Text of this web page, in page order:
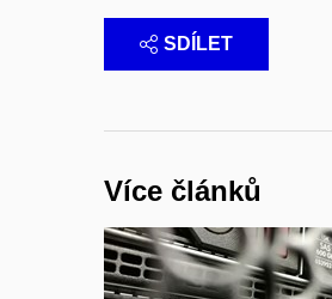
SDÍLET
Více článků